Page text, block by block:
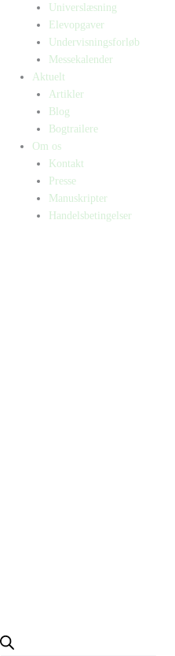
Universlæsning
Elevopgaver
Undervisningsforløb
Messekalender
Aktuelt
Artikler
Blog
Bogtrailere
Om os
Kontakt
Presse
Manuskripter
Handelsbetingelser